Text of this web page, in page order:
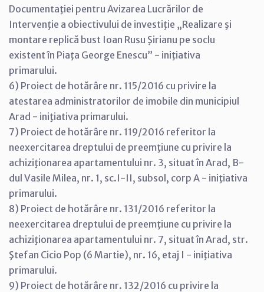
Documentaţiei pentru Avizarea Lucrărilor de
Intervenţie a obiectivului de investiţie „Realizare şi
montare replică bust Ioan Rusu Şirianu pe soclu
existent în Piaţa George Enescu” - iniţiativa
primarului.
6) Proiect de hotărâre nr. 115/2016 cu privire la
atestarea administratorilor de imobile din municipiul
Arad - iniţiativa primarului.
7) Proiect de hotărâre nr. 119/2016 referitor la
neexercitarea dreptului de preemţiune cu privire la
achiziţionarea apartamentului nr. 3, situat în Arad, B-
dul Vasile Milea, nr. 1, sc.I-II, subsol, corp A - iniţiativa
primarului.
8) Proiect de hotărâre nr. 131/2016 referitor la
neexercitarea dreptului de preemţiune cu privire la
achiziţionarea apartamentului nr. 7, situat în Arad, str.
Ştefan Cicio Pop (6 Martie), nr. 16, etaj I - iniţiativa
primarului.
9) Proiect de hotărâre nr. 132/2016 cu privire la